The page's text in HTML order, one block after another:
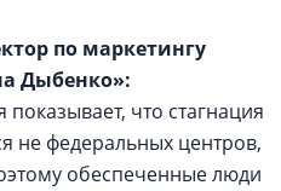
по маркетингу
Дыбенко»:
что стагнация
не федеральных центров,
обеспеченные люди